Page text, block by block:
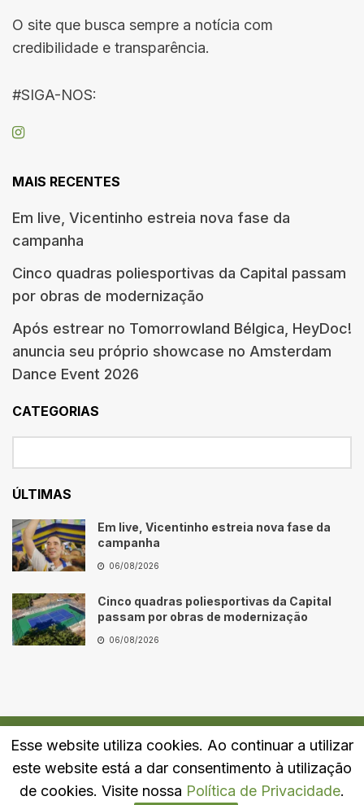
O site que busca sempre a notícia com
credibilidade e transparência.
#SIGA-NOS:
MAIS RECENTES
Em live, Vicentinho estreia nova fase da
campanha
Cinco quadras poliesportivas da Capital passam
por obras de modernização
Após estrear no Tomorrowland Bélgica, HeyDoc!
anuncia seu próprio showcase no Amsterdam
Dance Event 2026
CATEGORIAS
ÚLTIMAS
Em live, Vicentinho estreia nova fase da
campanha
06/08/2026
Cinco quadras poliesportivas da Capital
passam por obras de modernização
06/08/2026
Quem Somos Fale Conosco Política de Privacidade
Esse website utiliza cookies. Ao continuar a utilizar
este website está a dar consentimento à utilização
de cookies. Visite nossa Política de Privacidade.